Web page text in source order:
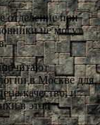
отделение при
не могут
в Москве для
качество, и
в этой